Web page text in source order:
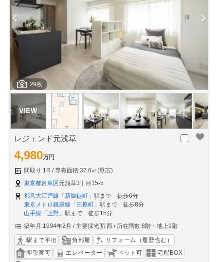
29枚
レジェンド元浅草
4,980万円
間取り:1R
専有面積:37.6㎡(壁芯)
東京都台東区元浅草3丁目15-5
都営大江戸線 「新御徒町 」駅まで 徒歩6分
東京メトロ銀座線 「田原町 」駅まで 徒歩8分
山手線 「 上野 」駅まで 徒歩15分
築年月:1994年2月
主要採光面:西 所在階数:8階・地上9階
駅まで平坦 角部屋
リフォーム（履歴含む）
即引渡可
エレベーター ペット可
宅配BOX